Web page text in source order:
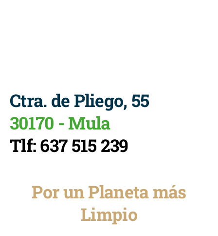
Ctra. de Pliego, 55
30170 - Mula
Tlf: 637 515 239
Por un Planeta más
Limpio